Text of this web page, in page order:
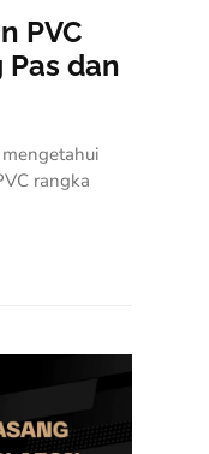
PVC
Pas dan
rangka